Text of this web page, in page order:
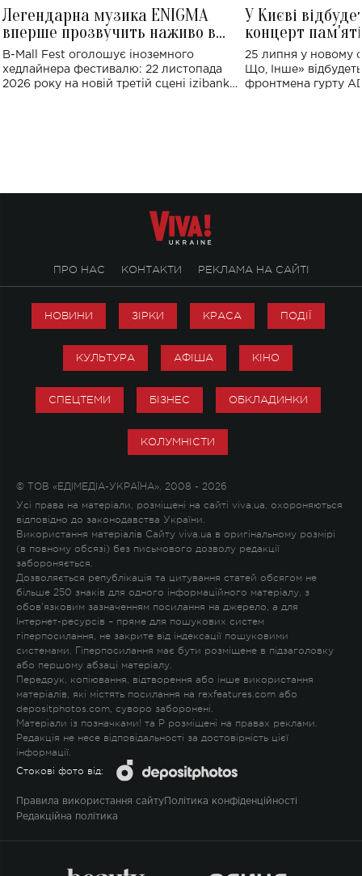
Легендарна музика ENIGMA
вперше прозвучить наживо в
Україні: де відбудеться концерт
B-Mall Fest оголошує іноземного
хедлайнера фестивалю: 22 листопада
2026 року на новій третій сцені izibank
У Києві
концерт
Клименка:
виконають
25 липня у новому
Що, Інше»
фронтмена гурту
ПРО НАС КОНТАКТИ РЕКЛАМА НА САЙТІ
НОВИНИ ЗІРКИ КРАСА ПОДІЇ
КУЛЬТУРА АФІША КІНО
СПЕЦТЕМИ БІЗНЕС ОБКЛАДИНКИ
КОЛУМНІСТИ
© ТОВ «ЕДІМЕДІА-УКРАЇНА», 2008 - 2026
Усі права на матеріали, розміщені на сайті viva.ua, охороняються
відповідно до законодавства України.
Використання матеріалів Сайту viva.ua в оригінальному розмірі
(в повному обсязі) без письмового дозволу редакції
забороняється.
Дозволяється републікація та цитування статей обсягом не
більше 250 знаків для одного інформаційного матеріалу, з
обов'язковим зазначенням посилання на джерело, а для
Інтернет-ресурсів – пряме для пошукових систем
гіперпосилання, не закрите від індексації пошуковими
системами. Гіперпосилання має бути розміщене в підзаголовку
або першому абзаці матеріалу.
Передрук, копіювання, відтворення або інше використання
матеріалів, які містять посилання на rexfeatures.com або
depositphotos.com, суворо заборонені.
Матеріали із позначками! та P розміщені на правах реклами.
Редакція не несе відповідальності за достовірність цієї
інформації.
Стокові фото від:
Правила використання сайту Політика конфіденційності
Редакційна політика